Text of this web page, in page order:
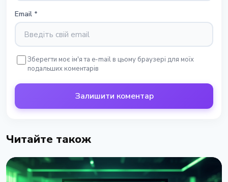
Email *
Зберегти моє ім'я та e-mail в цьому браузері для моїх
подальших коментарів
Залишити коментар
Читайте також